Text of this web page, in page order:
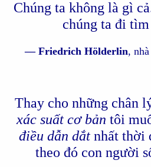
Chúng ta không là gì
chúng ta đi
— Friedrich Hölderlin,
Thay cho những chân
xác suất cơ bản tôi
điều dẫn dắt nhất thời
theo đó con người